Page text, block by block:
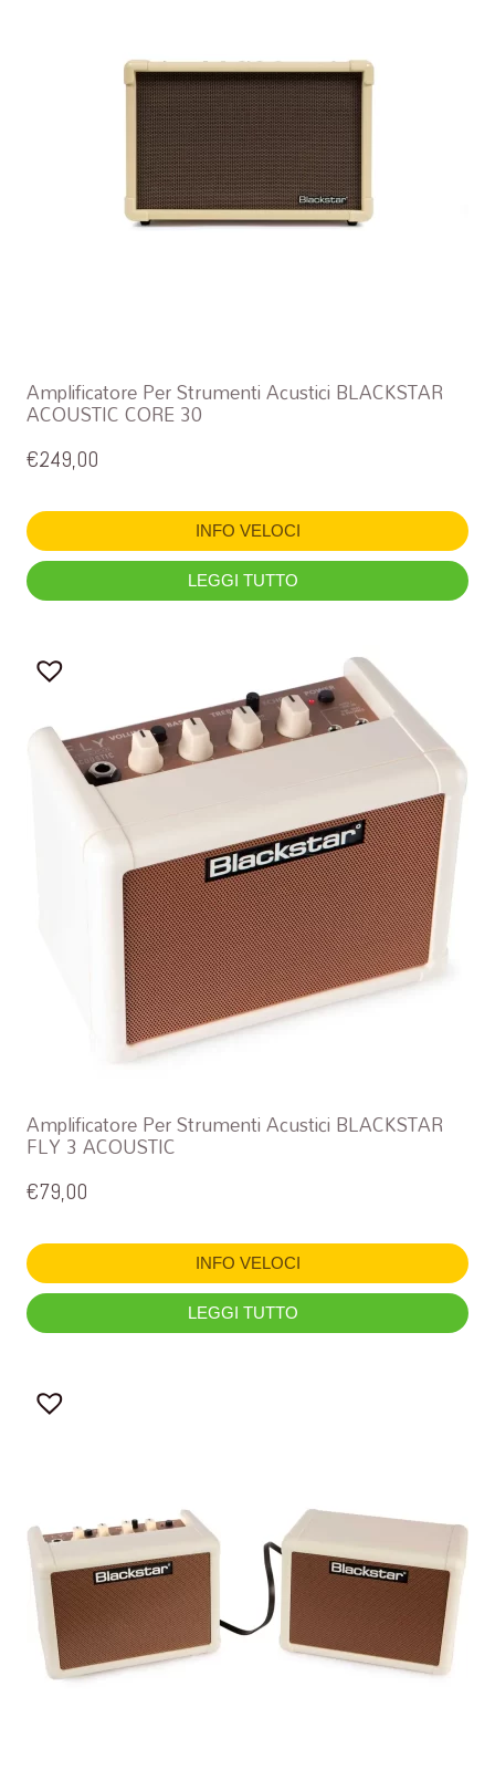
Amplificatore Per Strumenti Acustici BLACKSTAR
ACOUSTIC CORE 30
€249,00
INFO VELOCI
LEGGI TUTTO
Amplificatore Per Strumenti Acustici BLACKSTAR
FLY 3 ACOUSTIC
€79,00
INFO VELOCI
LEGGI TUTTO